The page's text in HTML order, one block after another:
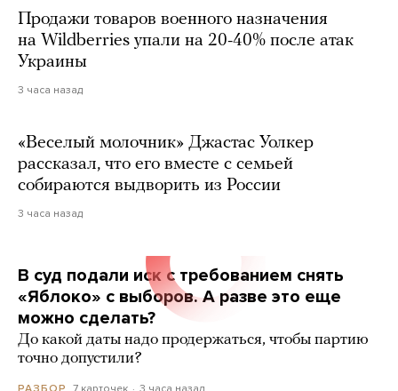
Продажи товаров военного назначения
на Wildberries упали на 20-40% после атак
Украины
3 часа назад
«Веселый молочник» Джастас Уолкер
рассказал, что его вместе с семьей
собираются выдворить из России
3 часа назад
В суд подали иск с требованием снять
«Яблоко» с выборов. А разве это еще
можно сделать?
До какой даты надо продержаться, чтобы партию
точно допустили?
7 карточек 3 часа назад